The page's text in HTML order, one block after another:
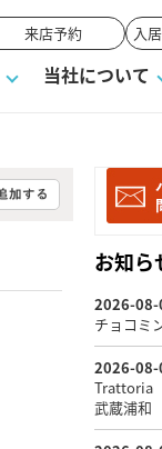
来店予約 入
物件閲
ワンポイント税
業者の選び方
当社について
来
お知ら